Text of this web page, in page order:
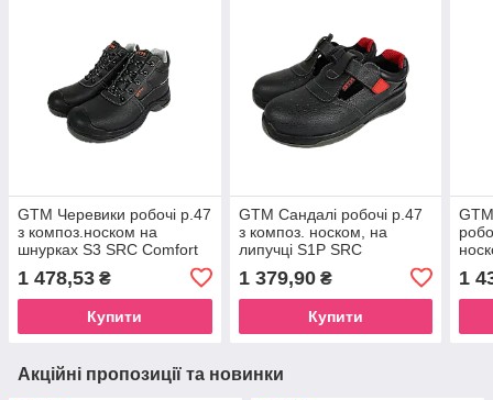
GTM Черевики робочі р.47
з композ.носком на
шнурках S3 SRC Comfort
1 478,53 ₴
Купити
GTM Сандалі робочі р.47
з композ. носком, на
липучці S1P SRC
1 379,90₴
Купити
1
Акційні пропозиції та новинки